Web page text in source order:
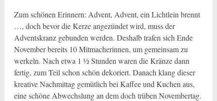
Zum schönen Erinnern: Advent, Advent, ein Lichtlein brennt
…, doch bevor die Kerze angezündet wird, muss der
Adventskranz gebunden werden. Deshalb trafen sich Ende
November bereits 10 Mitmacherinnen, um gemeinsam zu
werkeln. Nach etwa 1 ½ Stunden waren die Kränze dann
fertig, zum Teil schon schön dekoriert. Danach klang dieser
kreative Nachmittag gemütlich bei Kaffee und Kuchen aus,
eine schöne Abwechslung an dem doch trüben Novembertag.